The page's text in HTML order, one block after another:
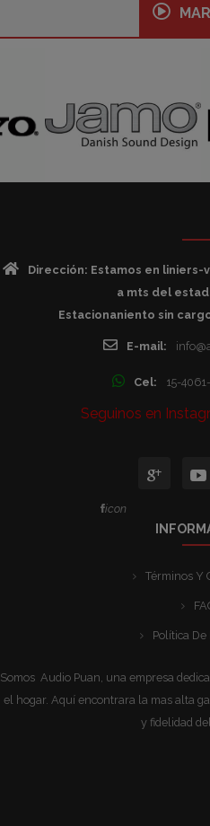
Dirección: Estamos en liniers-
a mts del
Estacionaniento sin
E-mail:
Cel: 15-
Seguinos en
icon
Términos Y
Política De
Somos Audio Puan, una empresa
el hogar. Aquí encontrara la mas alta
y fidelidad